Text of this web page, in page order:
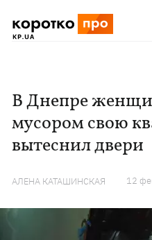
В Днепре
мусором свою
вытеснил двери
АЛЕНА КАТАШИНСКАЯ 12